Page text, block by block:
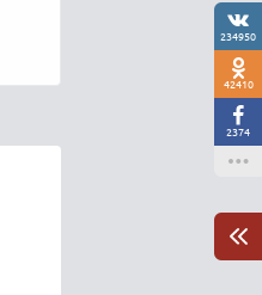
234950
42410
2374